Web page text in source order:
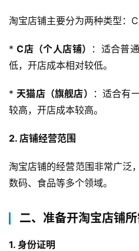
淘宝店铺主要分为两种类型：C
* C店（个人店铺）
：适合普
低，开店成本相对较低。
* 天猫店（旗舰店）
：适合有
较高，开店成本较高。
2. 店铺经营范围
淘宝店铺的经营范围非常广泛
数码、食品等多个领域。
二、准备开淘宝店铺
1. 身份证明